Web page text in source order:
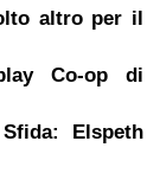
altro per il
Co-op di
Elspeth